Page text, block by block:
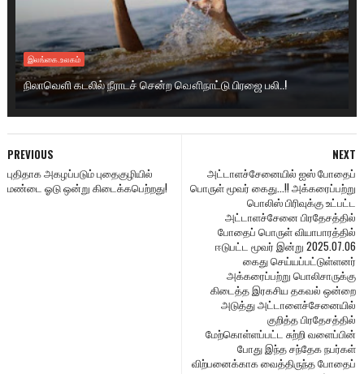
இலங்கை.உலகம்
நிலாவெளி கடலில் நீராடச் சென்ற வௌிநாட்டு பிரஜை பலி..!
NEXT
அட்டாளச்சேனையில் ஐஸ் போதைப்
பொருள் மூவர் கைது...!! அக்கரைப்பற்று
பொலிஸ் பிரிவுக்கு உட்பட்ட
அட்டாளச்சேனை பிரதேசத்தில்
போதைப் பொருள் வியாபாரத்தில்
ஈடுபட்ட மூவர் இன்று 2025.07.06
கைது செய்யப்பட்டுள்ளனர்
அக்கரைப்பற்று பொலிசாருக்கு
கிடைத்த இரகசிய தகவல் ஒன்றை
அடுத்து அட்டாளைச்சேனையில்
குறித்த பிரதேசத்தில்
மேற்கொள்ளப்பட்ட சுற்றி வளைப்பின்
போது இந்த சந்தேக நபர்கள்
விற்பனைக்காக வைத்திருந்த போதைப்
PREVIOUS
புதிதாக அகழப்படும் புதைகுழியில்
மண்டை ஓடு ஒன்று கிடைக்கபெற்றது!